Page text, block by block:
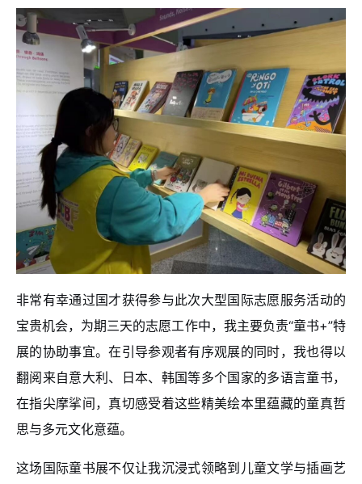
非常有幸通过国才获得参与此次大型国际志愿服务活动的
宝贵机会，为期三天的志愿工作中，我主要负责“童书+”特
展的协助事宜。在引导参观者有序观展的同时，我也得以
翻阅来自意大利、日本、韩国等多个国家的多语言童书，
在指尖摩挲间，真切感受着这些精美绘本里蕴藏的童真哲
思与多元文化意蕴。
这场国际童书展不仅让我沉浸式领略到儿童文学与插画艺